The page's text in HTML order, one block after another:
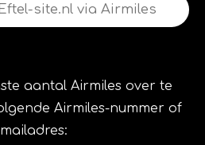
site.nl via Airmiles
aantal Airmiles over te
Airmiles-nummer of